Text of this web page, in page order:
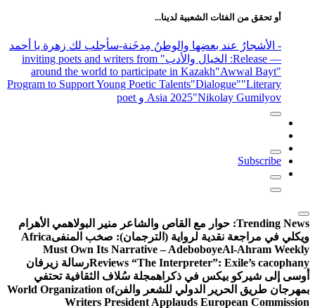
أو تحقق من الفئات الشعبية لدينا...
- الأشجارُ عند بعضِها والوطنُ مِدخَنة-سأجلب لك زهرة يا أحمد
— Release
: الخيال والأدب
" inviting poets and writers from
around the world to participate in Kazakh"Awwal Bayt"
Program to Support Young Poetic Talents"Dialogue""Literary
Asia 2025"Nikolay Gumilyov و poet
Subscribe
Trending News: حوار مع القاص والشاعر منير البولاهمي الأهرام
ويكلي في مراجعة نقدية لرواية (الترجمان): صخب المنفىAfrica
Must Own Its Narrative – AdeboboyeAl-Ahram Weekly
Reviews “The Interpreter”: Exile’s cacophanyرسالة زيرفان
أوسى إلى شيركو بيكس في ذكراهمجلة سُلاف الثقافية تحتفي
بمهرجان طريق الحرير الدولي للشعر والفنWorld Organization of
Writers President Applauds European Commission